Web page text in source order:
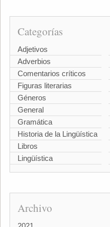
Categorías
Adjetivos
Adverbios
Comentarios críticos
Figuras literarias
Géneros
General
Gramática
Historia de la Lingüística
Libros
Lingüística
Archivo